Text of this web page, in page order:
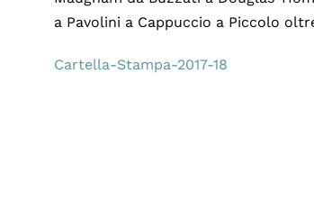
a Pavolini a Cappuccio a Piccolo
Cartella-Stampa-2017-18